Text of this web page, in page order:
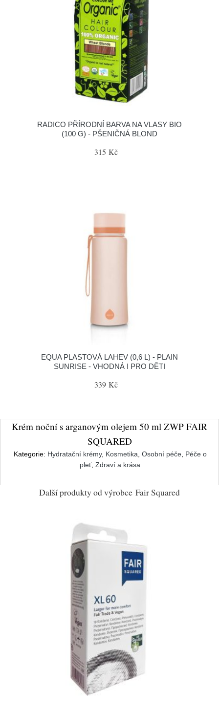
RADICO PŘÍRODNÍ BARVA NA VLASY BIO
(100 G) - PŠENIČNÁ BLOND
315 Kč
EQUA PLASTOVÁ LAHEV (0,6 L) - PLAIN
SUNRISE - VHODNÁ I PRO DĚTI
339 Kč
Krém noční s arganovým olejem 50 ml ZWP FAIR
SQUARED
Kategorie: Hydratační krémy, Kosmetika Osobní péče, Péče o
pleť, Zdraví a krása
Další produkty od výrobce Fair Squared